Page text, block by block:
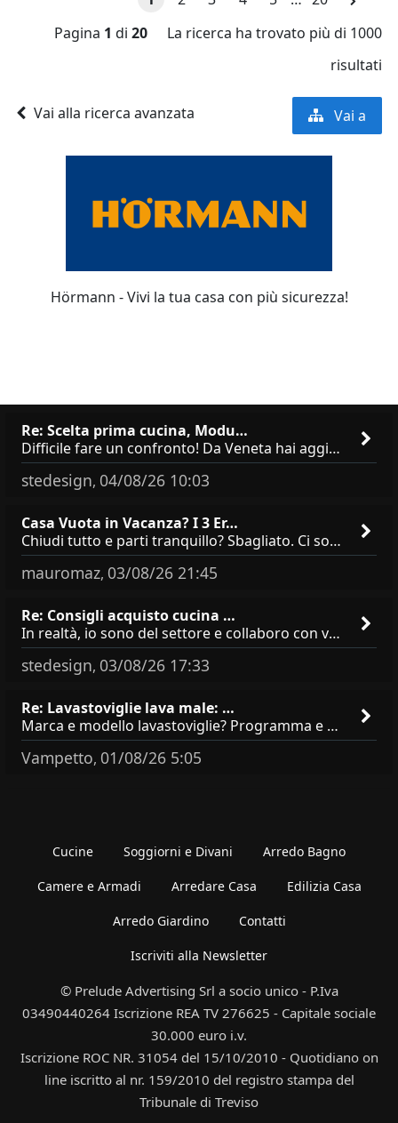
Pagina 1 di 20
La ricerca ha trovato più di 1000
risultati
Vai alla ricerca avanzata Vai a
Hörmann - Vivi la tua casa con più sicurezza!
Re: Scelta prima cucina, Modu…
Difficile fare un confronto! Da Veneta hai aggiunto i pensili a tutta altezza e una colonna dispensa da 30, che da soli
stedesign, 04/08/26 10:03
Casa Vuota in Vacanza? I 3 Er…
Chiudi tutto e parti tranquillo? Sbagliato. Ci sono 3 comportamenti che dicono ai ladri &quot;sono via per due settimane
mauromaz, 03/08/26 21:45
Re: Consigli acquisto cucina …
In realtà, io sono del settore e collaboro con vari negozi, ti possono dire che sono tutti brand abbastanza simili come
stedesign, 03/08/26 17:33
Re: Lavastoviglie lava male: …
Marca e modello lavastoviglie? Programma e Deterisvo utilizzato ? Decalcificatore è regolato in in base alla durezza
Vampetto, 01/08/26 5:05
Cucine Soggiorni e Divani Arredo Bagno
Camere e Armadi Arredare Casa Edilizia Casa
Arredo Giardino Contatti
Iscriviti alla Newsletter
© Prelude Advertising Srl a socio unico - P.Iva
03490440264 Iscrizione REA TV 276625 - Capitale sociale
30.000 euro i.v.
Iscrizione ROC NR. 31054 del 15/10/2010 - Quotidiano on
line iscritto al nr. 159/2010 del registro stampa del
Tribunale di Treviso